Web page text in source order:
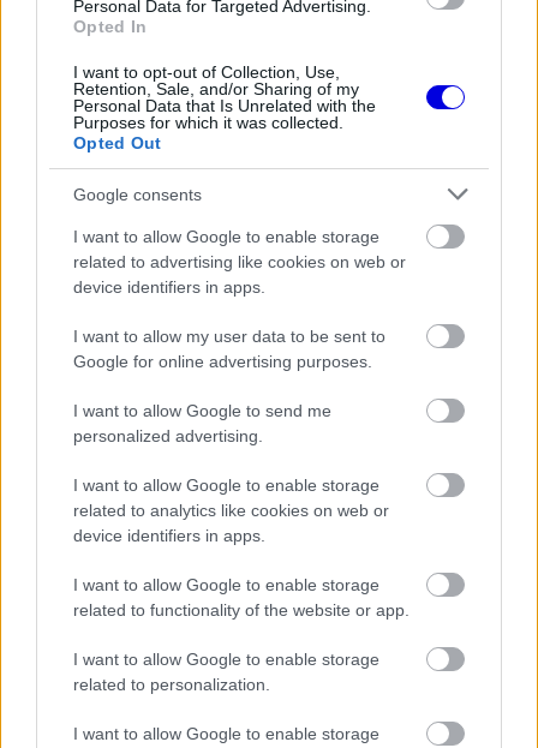
Personal Data for Targeted Advertising.
Opted In
I want to opt-out of Collection, Use,
Retention, Sale, and/or Sharing of my
Personal Data that Is Unrelated with the
Purposes for which it was collected.
Opted Out
Google consents
I want to allow Google to enable storage
related to advertising like cookies on web or
device identifiers in apps.
I want to allow my user data to be sent to
Google for online advertising purposes.
I want to allow Google to send me
personalized advertising.
I want to allow Google to enable storage
related to analytics like cookies on web or
device identifiers in apps.
I want to allow Google to enable storage
related to functionality of the website or app.
I want to allow Google to enable storage
related to personalization.
I want to allow Google to enable storage
irányítás, és mire erre ráeszmélt, már túl késő volt.
Az utolsó két futamon megvolt a sebessége, de
akkor már túl késő volt. Egyszerűen nem jött
időben a feltámadás.”
FORMA-1
jövőjével kapcsolatban
FORMA-1
világbajnoki címet kellett volna
nyernie a McLarennel
FORMA-1
riválisától a Red Bull